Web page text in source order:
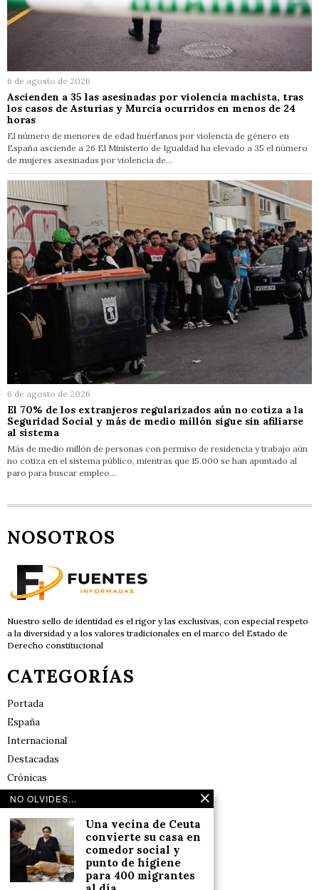
6 de agosto de 2026
Ascienden a 35 las asesinadas por violencia machista, tras
los casos de Asturias y Murcia ocurridos en menos de 24
horas
El número de menores de edad huérfanos por violencia de género en
España asciende a 26 El Ministerio de Igualdad ha elevado a 35 el número
de mujeres asesinadas por violencia de…
6 de agosto de 2026
El 70% de los extranjeros regularizados aún no cotiza a la
Seguridad Social y más de medio millón sigue sin afiliarse
al sistema
Más de medio millón de personas con permiso de residencia y trabajo aún
no cotiza en el sistema público, mientras que 15.000 se han apuntado al
paro para buscar empleo…
NOSOTROS
Nuestro sello de identidad es el rigor y las exclusivas, con especial respeto
a la diversidad y a los valores tradicionales en el marco del Estado de
Derecho constitucional
CATEGORÍAS
Portada
España
Internacional
Destacadas
Crónicas
Noticias de deportes en España
Reflexiones
LINKS
NO OLVIDES...
Una vecina de Ceuta
convierte su casa en
comedor social y
punto de higiene
para 400 migrantes